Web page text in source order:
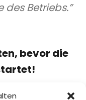
Betriebs.”
bevor die